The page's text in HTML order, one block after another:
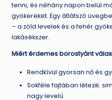
tenni, és néhány napon belül
gyökereket. Egy átlátszó
– a zöld levelek és a fehér
lakásékszer.
Miért érdemes borostyánt
Rendkívül gyorsan nő és
Sokféle fajtában létezik:
nagy levelű